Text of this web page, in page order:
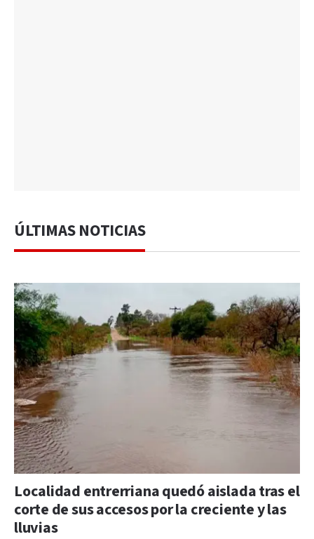
ÚLTIMAS NOTICIAS
Localidad entrerriana quedó aislada tras el
corte de sus accesos por la creciente y las
lluvias